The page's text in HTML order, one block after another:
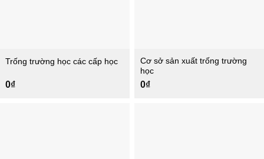
Trống trường học các cấp học
0₫
Cơ sở sản xuất trống trường
học
0₫